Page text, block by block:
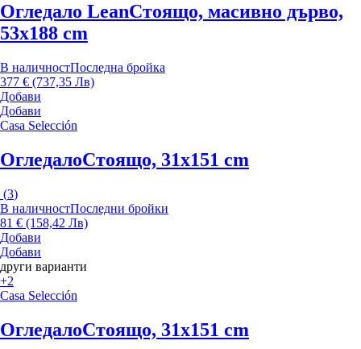
Огледало LeanСтоящо, масивно дърво,
53x188 cm
В наличностПоследна бройка
377 € (737,35 Лв)
Добави
Добави
Casa Selección
ОгледалоСтоящо, 31x151 cm
(3)
В наличностПоследни бройки
81 € (158,42 Лв)
Добави
Добави
други варианти
+2
Casa Selección
ОгледалоСтоящо, 31x151 cm